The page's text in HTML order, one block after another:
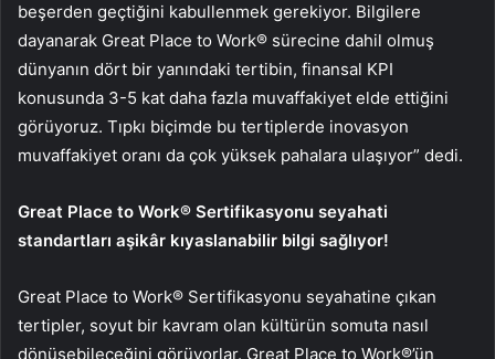
beşerden geçtiğini kabullenmek gerekiyor. Bilgilere
dayanarak Great Place to Work® sürecine dahil olmuş
dünyanın dört bir yanındaki tertibin, finansal KPI
konusunda 3-5 kat daha fazla muvaffakiyet elde ettiğini
görüyoruz. Tıpkı biçimde bu tertiplerde inovasyon
muvaffakiyet oranı da çok yüksek pahalara ulaşıyor” dedi.
Great Place to Work® Sertifikasyonu seyahati
standartları aşikâr kıyaslanabilir bilgi sağlıyor!
Great Place to Work® Sertifikasyonu seyahatine çıkan
tertipler, soyut bir kavram olan kültürün somuta nasıl
dönüşebileceğini görüyorlar. Great Place to Work®’ün